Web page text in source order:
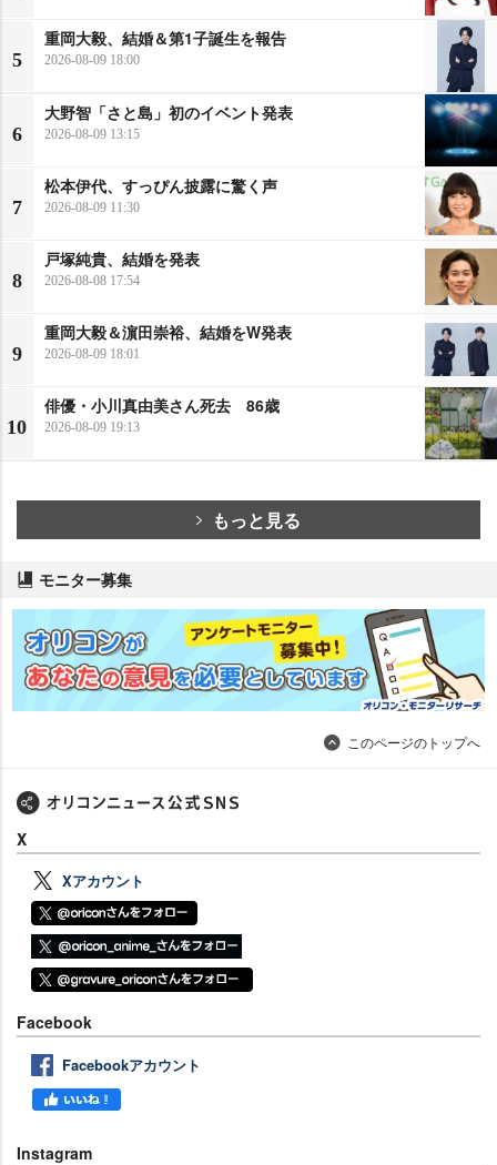
5
重岡大毅、結婚＆第1子誕生を報告
2026-08-09 18:00
6
大野智「さと島」初のイベント発表
2026-08-09 13:15
7
松本伊代、すっぴん披露に驚く声
2026-08-09 11:30
8
戸塚純貴、結婚を発表
2026-08-08 17:54
9
重岡大毅＆濵田崇裕、結婚をW発表
2026-08-09 18:01
10
俳優・小川真由美さん死去 86歳
2026-08-09 19:13
もっと見る
モニター募集
このページのトップへ
X
Xアカウント
Facebook
Facebookアカウント
Instagram